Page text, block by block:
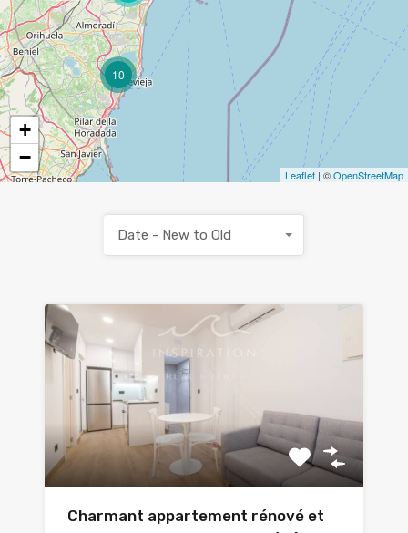
10
+
−
Leaflet | ©OpenStreetMap
Date - New to Old
Charmant appartement rénové et